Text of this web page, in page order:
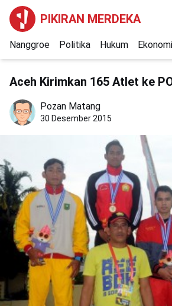
PIKIRAN MERDEKA
Nanggroe Politika Hukum Ekonomi
Aceh Kirimkan 165 Atlet ke
Pozan Matang
30 Desember 2015